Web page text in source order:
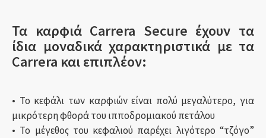
Τα καρφιά Carrera Secure έχουν τα
ίδια μοναδικά χαρακτηριστικά με τα
Carrera και επιπλέον:
• Το κεφάλι των καρφιών είναι πολύ μεγαλύτερο, για
μικρότερη φθορά του ιπποδρομιακού πετάλου
• Το μέγεθος του κεφαλιού παρέχει λιγότερο “τζόγο”